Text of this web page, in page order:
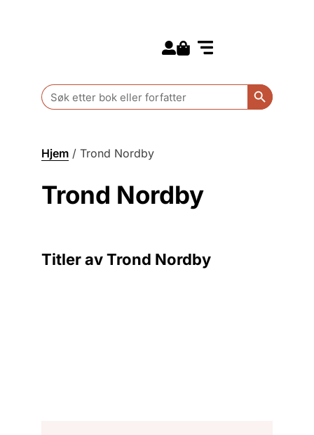
Search
for:
Search
Hjem / Trond Nordby
Trond Nordby
Titler av Trond Nordby